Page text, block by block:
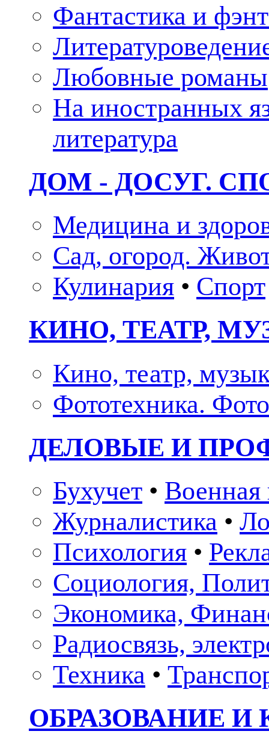
Фантастика и
Любовные романы
На иностранных
литература
ДОМ - ДОСУГ.
Медицина и
Сад, огород.
Кулинария • Спорт
КИНО, ТЕАТР,
Кино, театр,
Фототехника.
ДЕЛОВЫЕ И
Бухучет • Военная
Журналистика •
Психология •
Социология,
Экономика,
Радиосвязь,
Техника •
ОБРАЗОВАНИЕ И